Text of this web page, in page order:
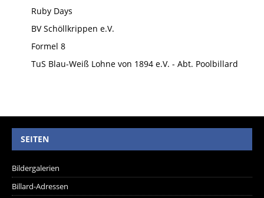
Ruby Days
BV Schöllkrippen e.V.
Formel 8
TuS Blau-Weiß Lohne von 1894 e.V. - Abt. Poolbillard
SEITEN
Bildergalerien
Billard-Adressen